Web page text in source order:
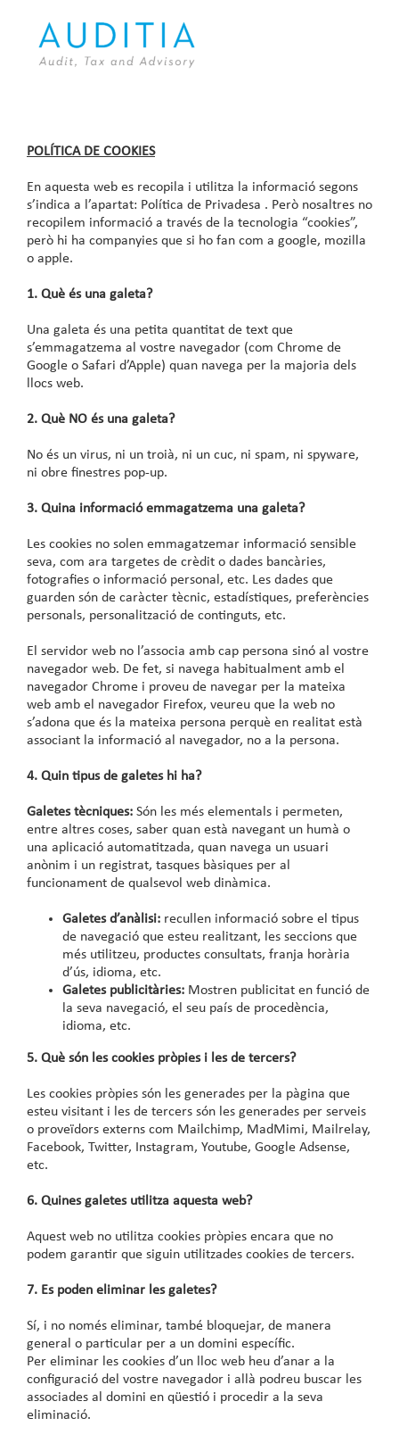
content
POLÍTICA DE COOKIES
En aquesta web es recopila i utilitza la informació segons
s’indica a l’apartat: Política de Privadesa . Però nosaltres no
recopilem informació a través de la tecnologia “cookies”,
però hi ha companyies que si ho fan com a google, mozilla
o apple.
1. Què és una galeta?
Una galeta és una petita quantitat de text que
s’emmagatzema al vostre navegador (com Chrome de
Google o Safari d’Apple) quan navega per la majoria dels
llocs web.
2. Què NO és una galeta?
No és un virus, ni un troià, ni un cuc, ni spam, ni spyware,
ni obre finestres pop-up.
3. Quina informació emmagatzema una galeta?
Les cookies no solen emmagatzemar informació sensible
seva, com ara targetes de crèdit o dades bancàries,
fotografies o informació personal, etc. Les dades que
guarden són de caràcter tècnic, estadístiques, preferències
personals, personalització de continguts, etc.
El servidor web no l’associa amb cap persona sinó al vostre
navegador web. De fet, si navega habitualment amb el
navegador Chrome i proveu de navegar per la mateixa
web amb el navegador Firefox, veureu que la web no
s’adona que és la mateixa persona perquè en realitat està
associant la informació al navegador, no a la persona.
4. Quin tipus de galetes hi ha?
Galetes tècniques: Són les més elementals i permeten,
entre altres coses, saber quan està navegant un humà o
una aplicació automatitzada, quan navega un usuari
anònim i un registrat, tasques bàsiques per al
funcionament de qualsevol web dinàmica.
Galetes d’anàlisi: recullen informació sobre el tipus
de navegació que esteu realitzant, les seccions que
més utilitzeu, productes consultats, franja horària
d’ús, idioma, etc.
Galetes publicitàries: Mostren publicitat en funció de
la seva navegació, el seu país de procedència,
idioma, etc.
5. Què són les cookies pròpies i les de tercers?
Les cookies pròpies són les generades per la pàgina que
esteu visitant i les de tercers són les generades per serveis
o proveïdors externs com Mailchimp, MadMimi, Mailrelay,
Facebook, Twitter, Instagram, Youtube, Google Adsense,
etc.
6. Quines galetes utilitza aquesta web?
Aquest web no utilitza cookies pròpies encara que no
podem garantir que siguin utilitzades cookies de tercers.
7. Es poden eliminar les galetes?
Sí, i no només eliminar, també bloquejar, de manera
general o particular per a un domini específic.
Per eliminar les cookies d’un lloc web heu d’anar a la
configuració del vostre navegador i allà podreu buscar les
associades al domini en qüestió i procedir a la seva
eliminació.